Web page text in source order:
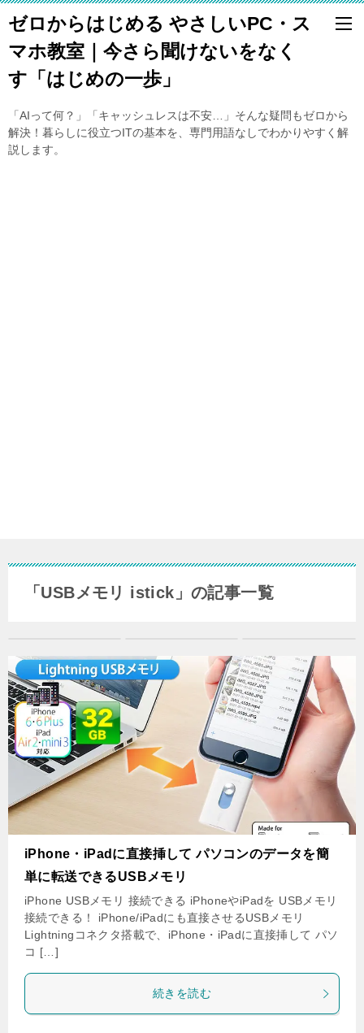
ゼロからはじめる やさしいPC・ス
マホ教室｜今さら聞けないをなく
す「はじめの一歩」
「AIって何？」「キャッシュレスは不安…」そんな疑問もゼロから
解決！暮らしに役立つITの基本を、専門用語なしでわかりやすく解
説します。
「USBメモリ istick」の記事一覧
iPhone・iPadに直接挿して パソコンのデータを簡
単に転送できるUSBメモリ
iPhone USBメモリ 接続できる iPhoneやiPadを USBメモリ
接続できる！ iPhone/iPadにも直接させるUSBメモリ
Lightningコネクタ搭載で、iPhone・iPadに直接挿して パソ
コ […]
続きを読む